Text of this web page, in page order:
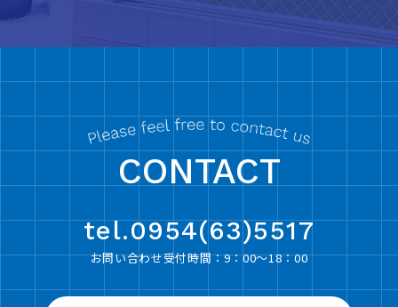
CONTACT
tel.0954(63)5517
お問い合わせ受付時間：9：00〜18：00